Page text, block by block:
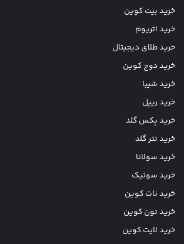
خرید بیت کوین
خرید اتریوم
خرید طلای دیجیتال
خرید دوج کوین
خرید شیبا
خرید ریپل
خرید پکس گلد
خرید تتر گلد
خرید سولانا
خرید سونیک
خرید نات کوین
خرید تون کوین
خرید لایت کوین